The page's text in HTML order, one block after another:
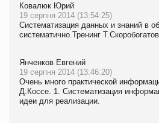
Ковалюк Юрий
19 серпня 2014 (13:54:25)
Систематизация данных и знаний в
систематично.Тренинг
Янченков Евгений
19 серпня 2014 (13:46:20)
Очень много практической
Д.Коссе. 1. Систематизация
идеи для реализации.